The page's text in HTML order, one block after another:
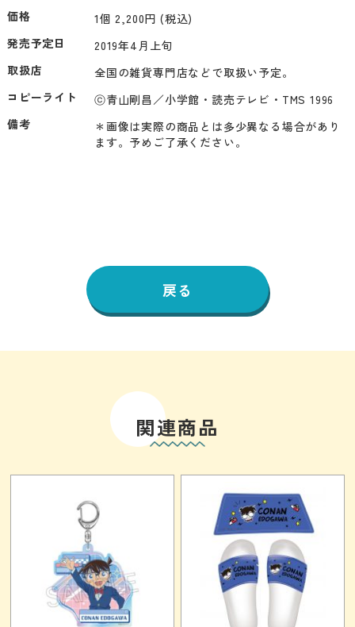
価格
1個 2,200円 (税込)
発売予定日
2019年4月上旬
取扱店
全国の雑貨専門店などで取扱い予定。
コピーライト
ⓒ青山剛昌／小学館・読売テレビ・TMS 1996
備考
＊画像は実際の商品とは多少異なる場合があり
ます。予めご了承ください。
戻る
関連商品